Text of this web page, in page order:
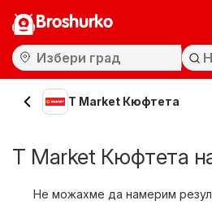
Broshurko
T Market Кюфтета
T Market Кюфтета
Не можахме да намерим